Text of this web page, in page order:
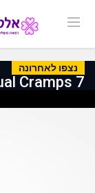
נצפו לאחרונה
7 Ways To Stop Menstrual Cramps עוויתות